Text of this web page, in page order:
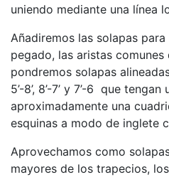
uniendo mediante una línea
Añadiremos las solapas
pegado, las aristas
pondremos solapas alineadas
5’-8’, 8’-7’ y 7’-6 que
aproximadamente una
esquinas a modo de inglete
Aprovechamos como
mayores de los trapecios,